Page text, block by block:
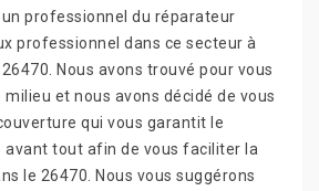
professionnel du réparateur
professionnel dans ce secteur à
Nous avons trouvé pour vous
milieu et nous avons décidé de vous
qui vous garantit le
tout afin de vous faciliter la
le 26470. Nous vous suggérons